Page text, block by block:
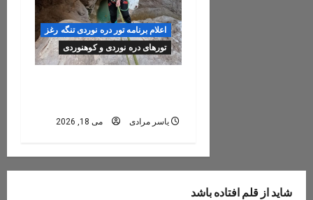
اعلام برنامه تور دره نوردی تنگه رغز
تورهای دره نوردی و کوهنوردی
یاسر مرادی می 18, 2026
شاید از قلم افتاده باشد